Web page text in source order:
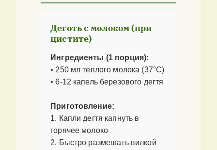
Деготь с молоком (при
цистите)
Ингредиенты (1 порция):
• 250 мл теплого молока (37°C)
• 6-12 капель березового дегтя
Приготовление:
1. Капли дегтя капнуть в
горячее молоко
2. Быстро размешать вилкой